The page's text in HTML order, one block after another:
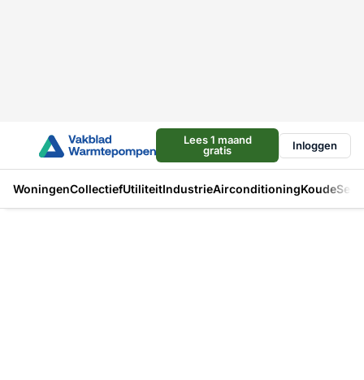
Lees 1 maand
gratis
Inloggen
WoningenCollectiefUtiliteitIndustrieAirconditioningKoude